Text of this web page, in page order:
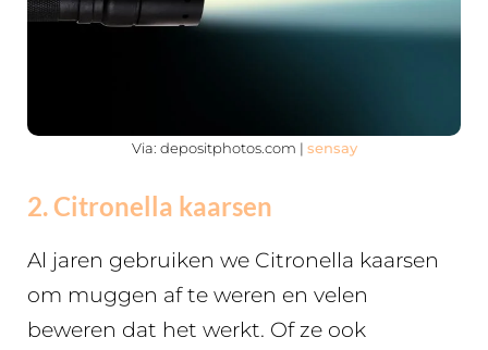
Via: depositphotos.com | sensay
2. Citronella kaarsen
Al jaren gebruiken we Citronella kaarsen
om muggen af te weren en velen
beweren dat het werkt. Of ze ook